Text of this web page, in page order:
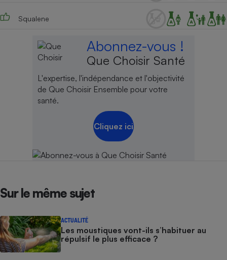
Squalene
Abonnez-vous !
Que Choisir Santé
L'expertise, l'indépendance et l'objectivité
de Que Choisir Ensemble pour votre
santé.
Cliquez ici
Sur le même sujet
ACTUALITÉ
Les moustiques vont-ils s’habituer au
répulsif le plus efficace ?